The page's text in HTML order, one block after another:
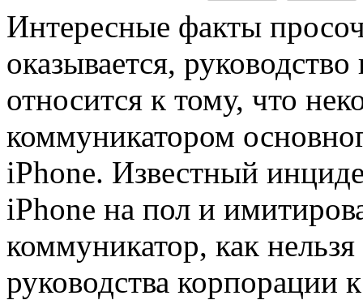
Интересные факты
оказывается,
относится к тому, что
коммуникатором
iPhone. Известный
iPhone на пол и
коммуникатор, как
руководства корпорации